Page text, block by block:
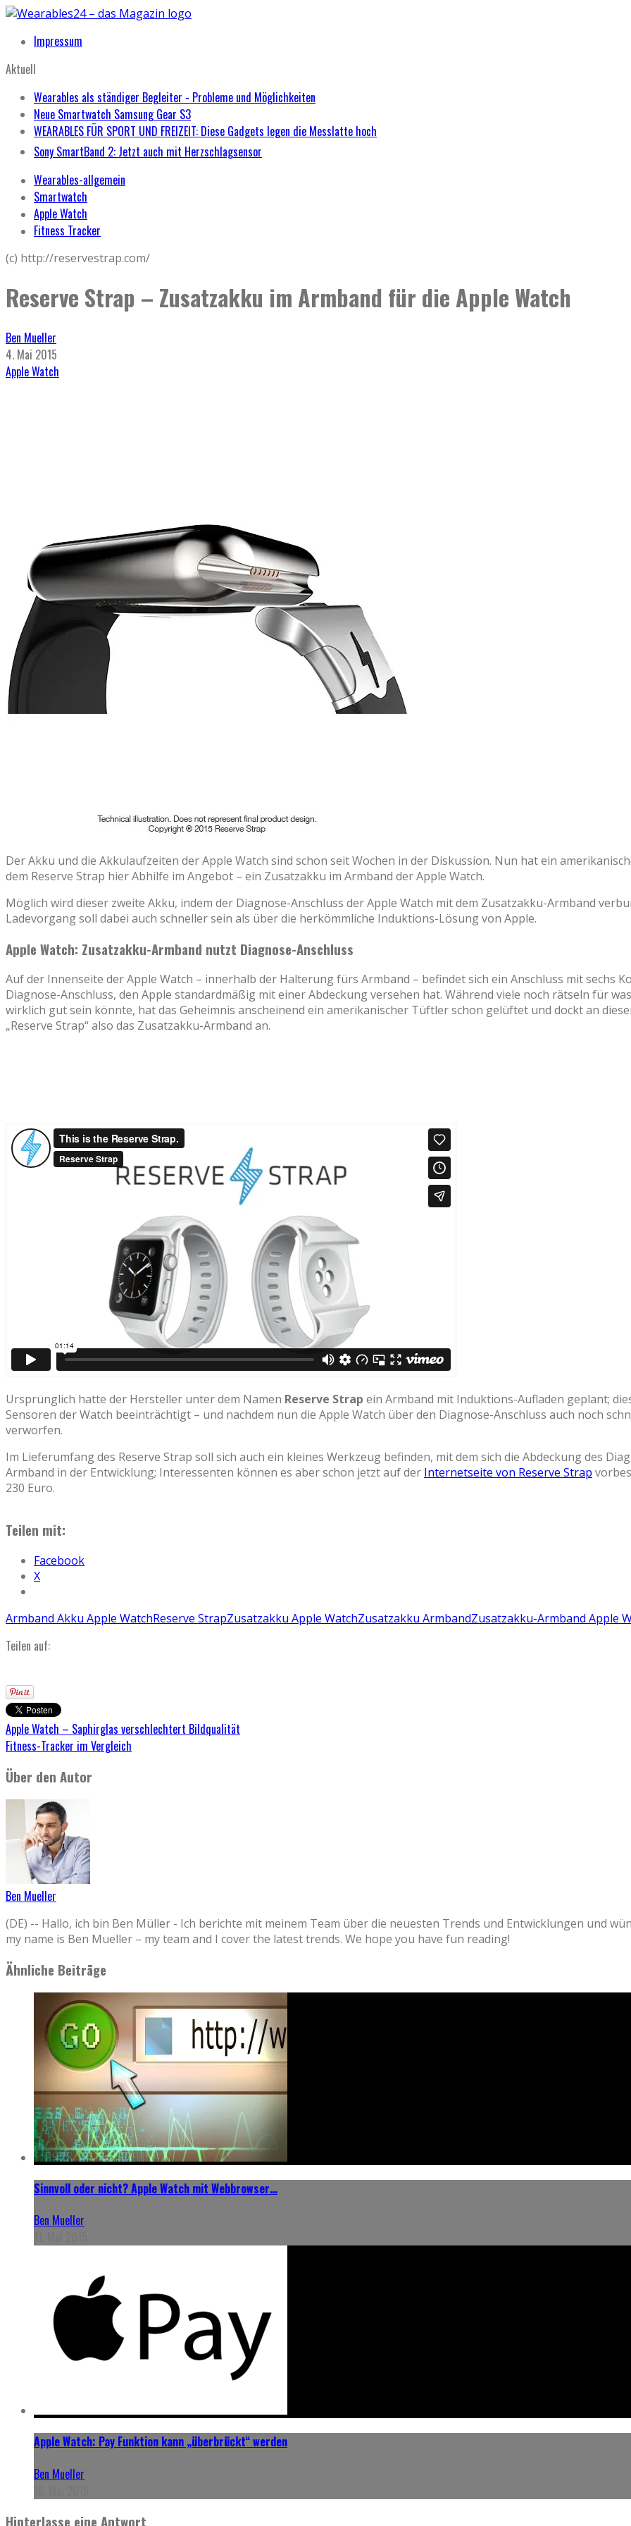
Impressum
Aktuell
Wearables als ständiger Begleiter - Probleme und Möglichkeiten
Neue Smartwatch Samsung Gear S3
WEARABLES FÜR SPORT UND FREIZEIT: Diese Gadgets legen die Messlatte hoch
Sony SmartBand 2: Jetzt auch mit Herzschlagsensor
Wearables-allgemein
Smartwatch
Apple Watch
Fitness Tracker
(c) http://reservestrap.com/
Reserve Strap – Zusatzakku im Armband für die Apple Watch
Ben Mueller
4. Mai 2015
Apple Watch
Der Akku und die Akkulaufzeiten der Apple Watch sind schon seit Wochen in der Diskussion. Nun hat ein
dem Reserve Strap hier Abhilfe im Angebot – ein Zusatzakku im Armband der Apple Watch.
Möglich wird dieser zweite Akku, indem der Diagnose-Anschluss der Apple Watch mit dem Zusatzakku-Armband
Ladevorgang soll dabei auch schneller sein als über die herkömmliche Induktions-Lösung von Apple.
Apple Watch: Zusatzakku-Armband nutzt Diagnose-Anschluss
Auf der Innenseite der Apple Watch – innerhalb der Halterung fürs Armband – befindet sich ein Anschluss mit sechs
Diagnose-Anschluss, den Apple standardmäßig mit einer Abdeckung versehen hat. Während viele noch rätseln für
wirklich gut sein könnte, hat das Geheimnis anscheinend ein amerikanischer Tüftler schon gelüftet und dockt an
„Reserve Strap“ also das Zusatzakku-Armband an.
Ursprünglich hatte der Hersteller unter dem Namen Reserve Strap ein Armband mit Induktions-Aufladen geplant;
Sensoren der Watch beeinträchtigt – und nachdem nun die Apple Watch über den Diagnose-Anschluss auch noch
verworfen.
Im Lieferumfang des Reserve Strap soll sich auch ein kleines Werkzeug befinden, mit dem sich die Abdeckung des
Armband in der Entwicklung; Interessenten können es aber schon jetzt auf der Internetseite von Reserve Strap
230 Euro.
Teilen mit:
Facebook
X
Armband Akku Apple WatchReserve StrapZusatzakku Apple WatchZusatzakku ArmbandZusatzakku-Armband Apple
Teilen auf:
Apple Watch – Saphirglas verschlechtert Bildqualität
Fitness-Tracker im Vergleich
Über den Autor
Ben Mueller
(DE) -- Hallo, ich bin Ben Müller - Ich berichte mit meinem Team über die neuesten Trends und
my name is Ben Mueller – my team and I cover the latest trends. We hope you have fun reading!
Ähnliche Beiträge
Sinnvoll oder nicht? Apple Watch mit Webbrowser…
Ben Mueller
Apple Watch: Pay Funktion kann „überbrückt“ werden
Ben Mueller
Hinterlasse eine Antwort